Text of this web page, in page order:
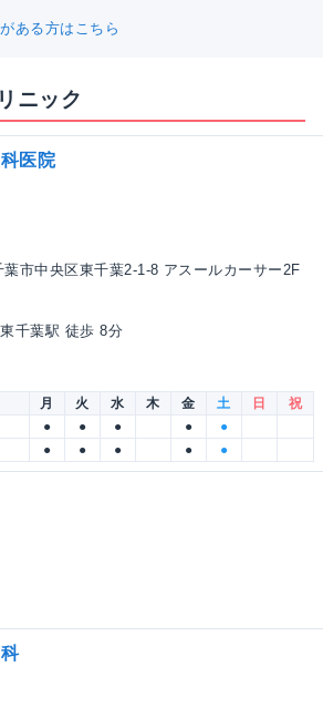
ある方はこちら
ニック
医院
市中央区東千葉2-1-8 アスールカーサー2F
千葉駅 徒歩 8分
月 火 水 木 金 土 日
祝
● ● ● ●
●
● ● ● ● ●